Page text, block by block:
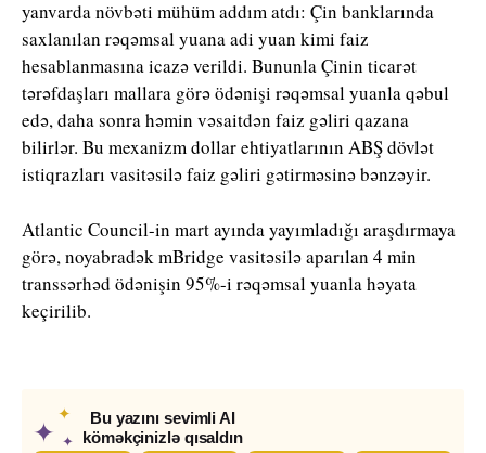
yanvarda növbəti mühüm addım atdı: Çin banklarında
saxlanılan rəqəmsal yuana adi yuan kimi faiz
hesablanmasına icazə verildi. Bununla Çinin ticarət
tərəfdaşları mallara görə ödənişi rəqəmsal yuanla qəbul
edə, daha sonra həmin vəsaitdən faiz gəliri qazana
bilirlər. Bu mexanizm dollar ehtiyatlarının ABŞ dövlət
istiqrazları vasitəsilə faiz gəliri gətirməsinə bənzəyir.
Atlantic Council-in mart ayında yayımladığı araşdırmaya
görə, noyabradək mBridge vasitəsilə aparılan 4 min
transsərhəd ödənişin 95%-i rəqəmsal yuanla həyata
keçirilib.
✦
✦
✦
Bu yazını sevimli AI
köməkçinizlə qısaldın